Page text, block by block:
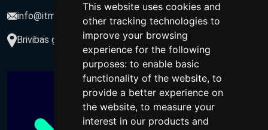
This website uses cookies and
other tracking technologies to
improve your browsing
experience for the following
purposes: to enable basic
functionality of the website, to
provide a better experience on
the website, to measure your
interest in our products and
info@itmarketing.lv
Brivibas gatve 234-77, LV-1039, Riga, Latvia